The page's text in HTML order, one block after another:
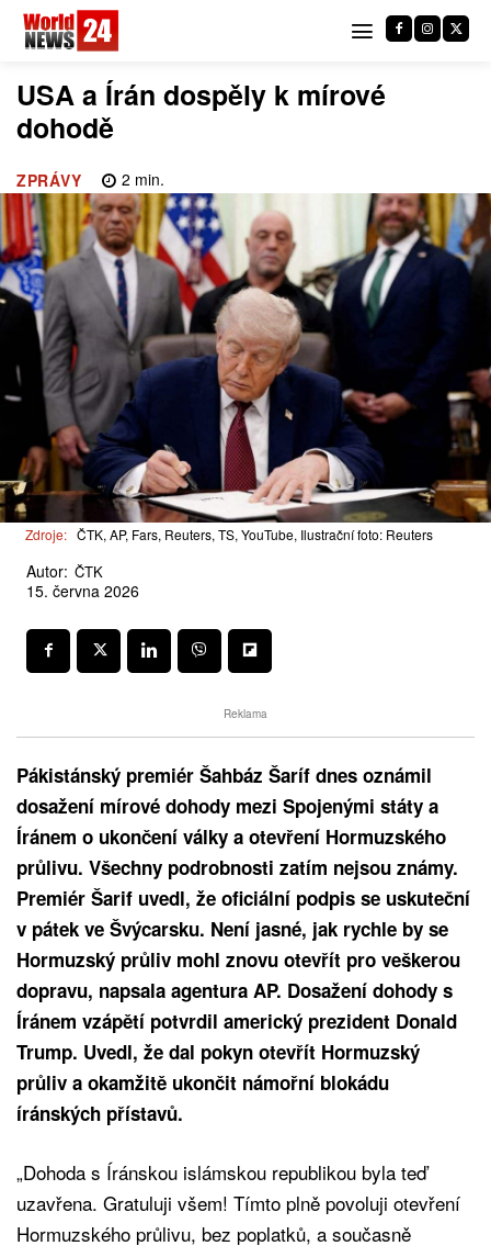
USA a Írán dospěly k mírové
dohodě
ZPRÁVY 2 min.
Zdroje: ČTK, AP, Fars, Reuters, TS, YouTube, Ilustrační foto: Reuters
Autor: ČTK
15. června 2026
Reklama
Pákistánský premiér Šahbáz Šaríf dnes oznámil
dosažení mírové dohody mezi Spojenými státy a
Íránem o ukončení války a otevření Hormuzského
průlivu. Všechny podrobnosti zatím nejsou známy.
Premiér Šarif uvedl, že oficiální podpis se uskuteční
v pátek ve Švýcarsku. Není jasné, jak rychle by se
Hormuzský průliv mohl znovu otevřít pro veškerou
dopravu, napsala agentura AP. Dosažení dohody s
Íránem vzápětí potvrdil americký prezident Donald
Trump. Uvedl, že dal pokyn otevřít Hormuzský
průliv a okamžitě ukončit námořní blokádu
íránských přístavů.
„Dohoda s Íránskou islámskou republikou byla teď
uzavřena. Gratuluji všem! Tímto plně povoluji otevření
Hormuzského průlivu, bez poplatků, a současně